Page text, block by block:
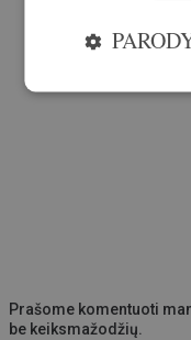
Prašome komentuoti
be keiksmažodžių.